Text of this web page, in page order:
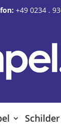
+49 0234 .
Schilder